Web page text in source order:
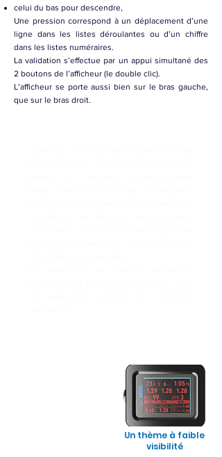
celui du bas pour descendre,
Une pression correspond à un déplacement d’une
ligne dans les listes déroulantes ou d’un chiffre
dans les listes numéraires.
La validation s’effectue par un appui simultané des
2 boutons de l’afficheur (le double clic).
L’afficheur se porte aussi bien sur le bras gauche,
que sur le bras droit.
Un thème à faible
visibilité